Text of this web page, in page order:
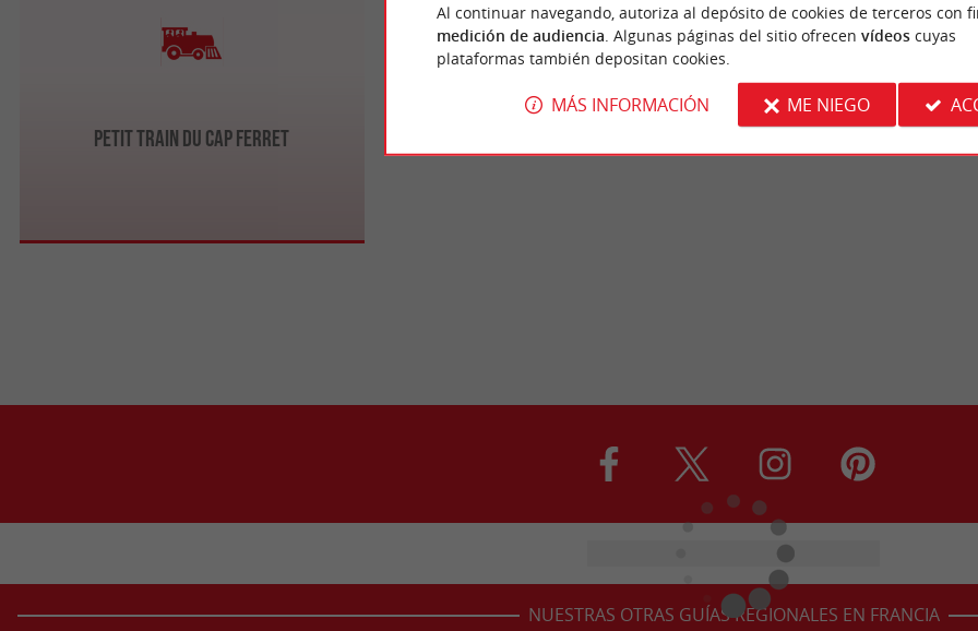
Petit Train du Cap Ferret
NUESTRAS OTRAS GUÍAS REGIONALES EN FRANCIA
Al continuar navegando, autoriza al depósito de cookies de terceros con
medición de audiencia . Algunas páginas del sitio ofrecen vídeoscuyas
plataformas también depositan cookies.
MÁS INFORMACIÓN ME NIEGO